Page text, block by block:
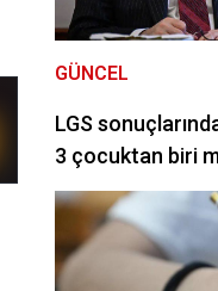
GÜNCEL
LGS
3 çocuktan biri